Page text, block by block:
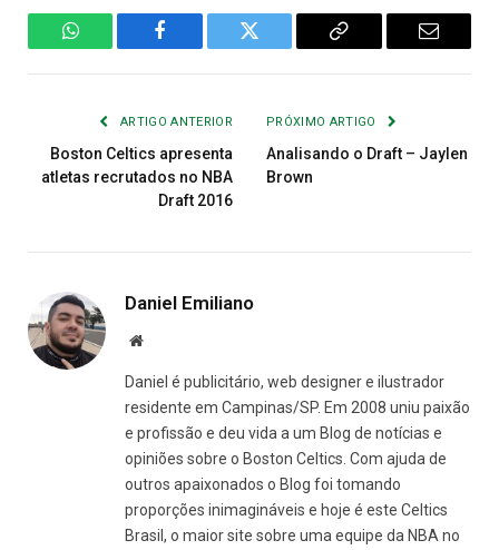
WhatsAppFacebook Twitter
Copiar
E-
ARTIGO ANTERIOR
Boston Celtics apresenta
atletas recrutados no NBA
Draft 2016
PRÓXIMO ARTIGO
Analisando o Draft – Jaylen
Brown
Daniel Emiliano
Site
Daniel é publicitário, web designer e ilustrador
residente em Campinas/SP. Em 2008 uniu paixão
e profissão e deu vida a um Blog de notícias e
opiniões sobre o Boston Celtics. Com ajuda de
outros apaixonados o Blog foi tomando
proporções inimagináveis e hoje é este Celtics
Brasil, o maior site sobre uma equipe da NBA no